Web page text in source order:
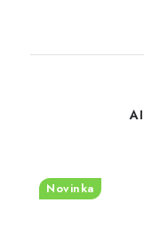
Novinka